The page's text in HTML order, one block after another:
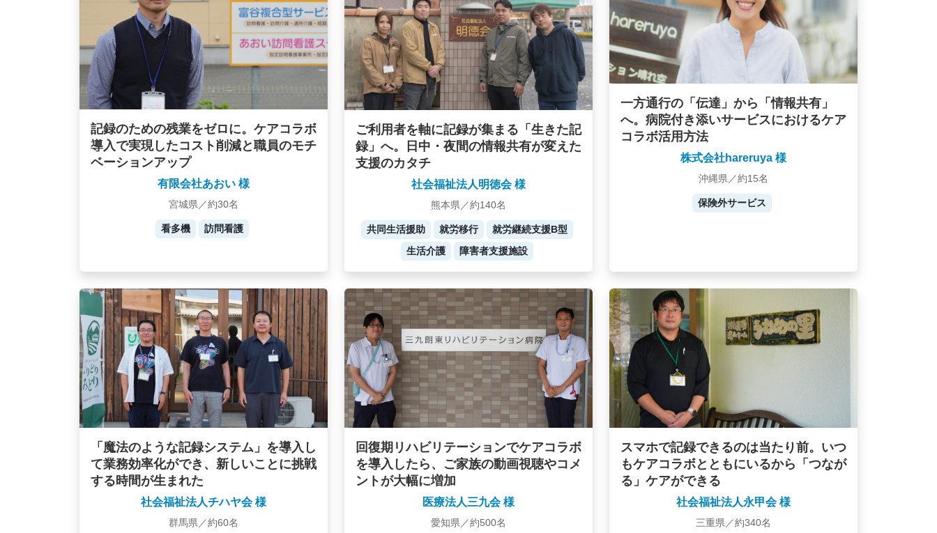
記録のための残業をゼロに。ケアコラボ
導入で実現したコスト削減と職員のモチ
ベーションアップ
有限会社あおい 様
宮城県／約30名
看多機 訪問看護
ご利用者を軸に記録が集まる「生きた記
録」へ。日中・夜間の情報共有が変えた
支援のカタチ
社会福祉法人明徳会 様
熊本県／約140名
共同生活援助 就労移行
就労継続支援B型
生活介護
障害者支援施設
一方通行の「伝達」から「情報共有」
へ。病院付き添いサービスにおけるケア
コラボ活用方法
株式会社hareruya 様
沖縄県／約15名
保険外サービス
「魔法のような記録システム」を導入し
て業務効率化ができ、新しいことに挑戦
する時間が生まれた
社会福祉法人チハヤ会 様
群馬県／約60名
回復期リハビリテーションでケアコラボ
を導入したら、ご家族の動画視聴やコメ
ントが大幅に増加
医療法人三九会 様
愛知県／約500名
スマホで記録できるのは当たり前。いつ
もケアコラボとともにいるから「つなが
る」ケアができる
社会福祉法人永甲会 様
三重県／約340名